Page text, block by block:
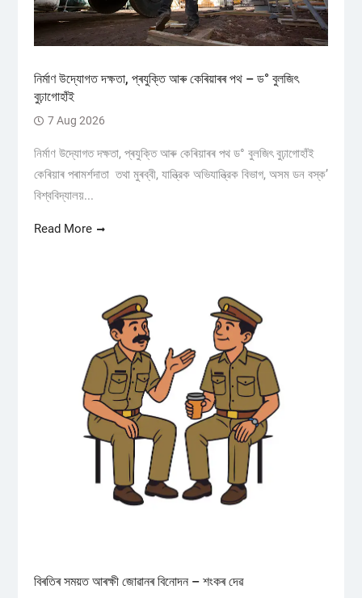
নিৰ্মাণ উদ্যোগত দক্ষতা, প্ৰযুক্তি আৰু কেৰিয়াৰৰ পথ – ড° বুলজিৎ
বুঢ়াগোহাঁই
7 Aug 2026
নিৰ্মাণ উদ্যোগত দক্ষতা, প্ৰযুক্তি আৰু কেৰিয়াৰৰ পথ ড° বুলজিৎ বুঢ়াগোহাঁই
কেৰিয়াৰ পৰামৰ্শদাতা তথা মুৰব্বী, যান্ত্রিক অভিযান্ত্রিক বিভাগ, অসম ডন বস্ক’
বিশ্ববিদ্যালয়...
Read More
বিৰতিৰ সময়ত আৰক্ষী জোৱানৰ বিনোদন – শংকৰ দেৱ